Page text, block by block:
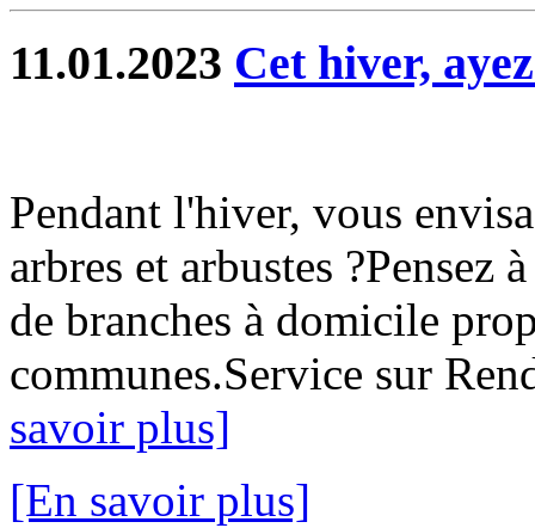
11.01.2023 Cet hiver,
Pendant l'hiver, vous
arbres et arbustes ?Pensez
de branches à domicile
communes.Service sur
savoir plus]
[En savoir plus]